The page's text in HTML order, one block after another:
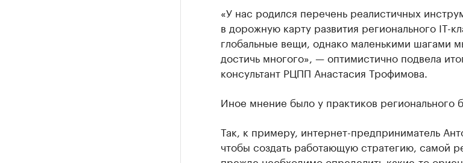
«У нас родился перечень реалистичных
в дорожную карту развития регионального IT-
глобальные вещи, однако маленькими шагами
достичь многого», — оптимистично подвела
консультант РЦПП Анастасия Трофимова.
Иное мнение было у практиков регионального
Так, к примеру, интернет-предприниматель
чтобы создать работающую стратегию, самой